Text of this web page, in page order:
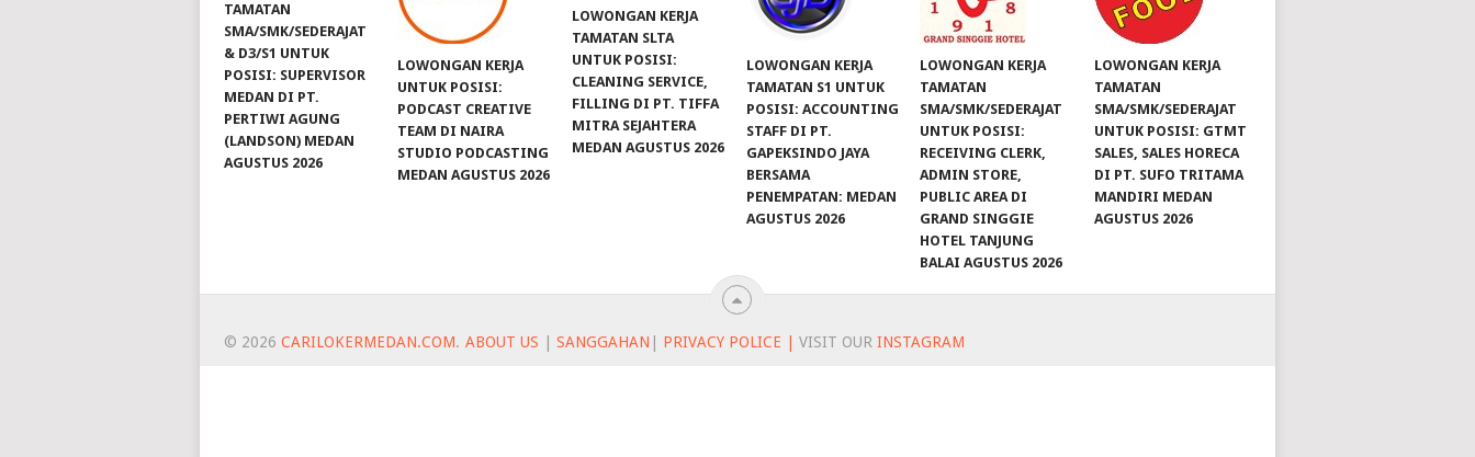
TAMATAN
SMA/SMK/SEDERAJAT
& D3/S1 UNTUK
POSISI: SUPERVISOR
MEDAN DI PT.
PERTIWI AGUNG
(LANDSON) MEDAN
AGUSTUS 2026
LOWONGAN KERJA
UNTUK POSISI:
PODCAST CREATIVE
TEAM DI NAIRA
STUDIO PODCASTING
MEDAN AGUSTUS 2026
LOWONGAN KERJA
TAMATAN SLTA
UNTUK POSISI:
CLEANING SERVICE,
FILLING DI PT. TIFFA
MITRA SEJAHTERA
MEDAN AGUSTUS 2026
LOWONGAN KERJA
TAMATAN S1 UNTUK
POSISI: ACCOUNTING
STAFF DI PT.
GAPEKSINDO JAYA
BERSAMA
PENEMPATAN: MEDAN
AGUSTUS 2026
LOWONGAN KERJA
TAMATAN
SMA/SMK/SEDERAJAT
UNTUK POSISI:
RECEIVING CLERK,
ADMIN STORE,
PUBLIC AREA DI
GRAND SINGGIE
HOTEL TANJUNG
BALAI AGUSTUS 2026
LOWONGAN KERJA
TAMATAN
SMA/SMK/SEDERAJAT
UNTUK POSISI: GTMT
SALES, SALES HORECA
DI PT. SUFO TRITAMA
MANDIRI MEDAN
AGUSTUS 2026
© 2026 CARILOKERMEDAN.COM. ABOUT US SANGGAHAN PRIVACY POLICE | VISIT OUR INSTAGRAM